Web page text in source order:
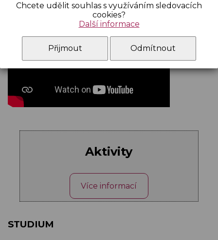
Aktivity
Více informací
STUDIUM
Chcete udělit souhlas s využíváním sledovacích
cookies?
Další informace
Přijmout Odmítnout